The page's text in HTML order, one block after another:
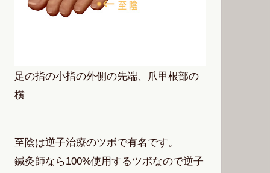
足の指の小指の外側の先端、爪甲根部の
横
至陰は逆子治療のツボで有名です。
鍼灸師なら100%使用するツボなので逆子